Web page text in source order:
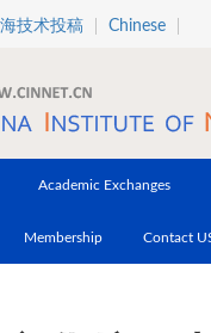
技术投稿 Chinese
Academic Exchanges
Membership Contact